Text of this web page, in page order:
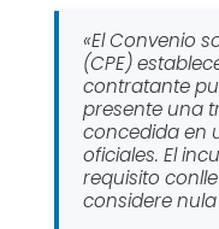
«El Convenio
(CPE)
contratante
presente una
concedida en
oficiales. El
requisito
considere